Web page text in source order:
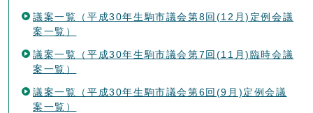
議案一覧（平成30年生駒市議会第8回(12月)定例会議
案一覧）
議案一覧（平成30年生駒市議会第7回(11月)臨時会議
案一覧）
議案一覧（平成30年生駒市議会第6回(9月)定例会議
案一覧）